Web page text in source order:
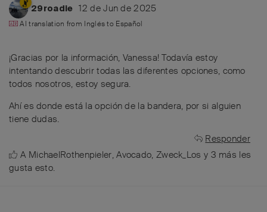
29roadie 12 de Jun de 2025
AI translation from Inglésto Español
¡Gracias por la información, Vanessa! Todavía estoy
intentando descubrir todas las diferentes opciones, como
todos nosotros, estoy segura.
Ahí es donde está la opción de la bandera, por si alguien
tiene dudas.
Responder
A MichaelRothenpieler,Avocado, Zweck_Los y 3 más les
gusta esto.